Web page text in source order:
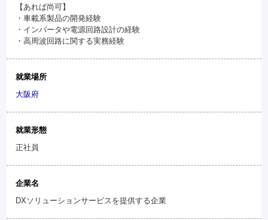
【あれば尚可】
・車載系製品の開発経験
・インバータや電源回路設計の経験
・高周波回路に関する実務経験
就業場所
大阪府
就業形態
正社員
企業名
DXソリューションサービスを提供する企業